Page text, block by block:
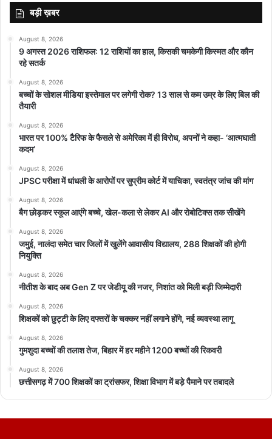
बड़ी ख़बर
August 8, 2026
9 अगस्त 2026 राशिफल: 12 राशियों का हाल, किसकी चमकेगी किस्मत और कौन
रहे सतर्क
August 8, 2026
बच्चों के सोशल मीडिया इस्तेमाल पर लगेगी रोक? 13 साल से कम उम्र के लिए बिल की
तैयारी
August 8, 2026
भारत पर 100% टैरिफ के फैसले से अमेरिका में ही विरोध, अपनों ने कहा- ‘आत्मघाती
कदम’
August 8, 2026
JPSC परीक्षा में धांधली के आरोपों पर सुप्रीम कोर्ट में याचिका, स्वतंत्र जांच की मांग
August 8, 2026
बैग छोड़कर स्कूल आएंगे बच्चे, खेल-कला से लेकर AI और रोबोटिक्स तक सीखेंगे
August 8, 2026
जमुई, नालंदा समेत चार जिलों में खुलेंगे आवासीय विद्यालय, 288 शिक्षकों की होगी
नियुक्ति
August 8, 2026
नीतीश के बाद अब Gen Z पर जेडीयू की नजर, निशांत को मिली बड़ी जिम्मेदारी
August 8, 2026
शिक्षकों को छुट्टी के लिए दफ्तरों के चक्कर नहीं लगाने होंगे, नई व्यवस्था लागू
August 8, 2026
गुमशुदा बच्चों की तलाश तेज, बिहार में हर महीने 1200 बच्चों की रिकवरी
August 8, 2026
छत्तीसगढ़ में 700 शिक्षकों का ट्रांसफर, शिक्षा विभाग में बड़े पैमाने पर तबादले